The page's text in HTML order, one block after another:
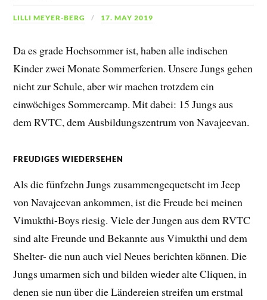
LILLI MEYER-BERG 17. MAY 2019
Da es grade Hochsommer ist, haben alle indischen
Kinder zwei Monate Sommerferien. Unsere Jungs gehen
nicht zur Schule, aber wir machen trotzdem ein
einwöchiges Sommercamp. Mit dabei: 15 Jungs aus
dem RVTC, dem Ausbildungszentrum von Navajeevan.
FREUDIGES WIEDERSEHEN
Als die fünfzehn Jungs zusammengequetscht im Jeep
von Navajeevan ankommen, ist die Freude bei meinen
Vimukthi-Boys riesig. Viele der Jungen aus dem RVTC
sind alte Freunde und Bekannte aus Vimukthi und dem
Shelter- die nun auch viel Neues berichten können. Die
Jungs umarmen sich und bilden wieder alte Cliquen, in
denen sie nun über die Ländereien streifen um erstmal